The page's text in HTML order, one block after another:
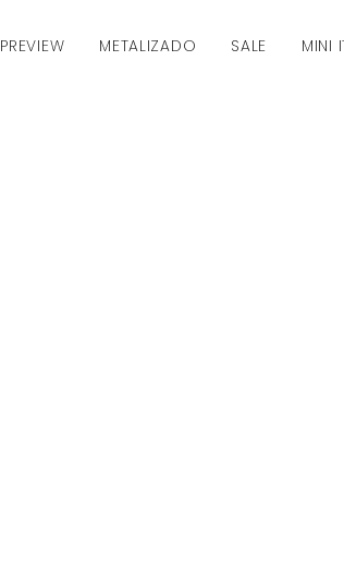
PREVIEW METALIZADO SALE MINI